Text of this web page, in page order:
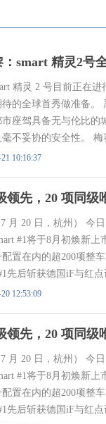
：smart 精灵2号
精灵 2 号目前正在
待的全球首秀做准备。
座驾具备无与伦比的
毫不妥协的安全性。
10:16:37
领先，20 项同级
月 20 日，杭州） 今
#1将于8月初焕新
置在内的超200项整
先后斩获德国iF与红
12:53:09
领先，20 项同级
月 20 日，杭州） 今
#1将于8月初焕新
置在内的超200项整
先后斩获德国iF与红